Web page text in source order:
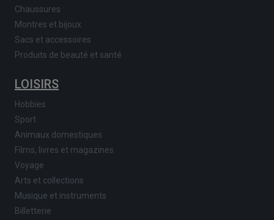
Chaussures
Montres et bijoux
Sacs et accessoires
Produits de beauté et santé
LOISIRS
Hobbies
Sport
Animaux domestiques
Films, livres et magazines
Voyage
Arts et collections
Musique et instruments
Billetterie